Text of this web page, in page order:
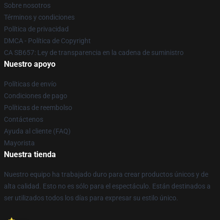
Sobre nosotros
Términos y condiciones
Política de privacidad
DMCA - Política de Copyright
CA SB657: Ley de transparencia en la cadena de suministro
Nuestro apoyo
Políticas de envío
Condiciones de pago
Políticas de reembolso
Contáctenos
Ayuda al cliente (FAQ)
Mayorista
Nuestra tienda
Nuestro equipo ha trabajado duro para crear productos únicos y de
alta calidad. Esto no es sólo para el espectáculo. Están destinados a
ser utilizados todos los días para expresar su estilo único.